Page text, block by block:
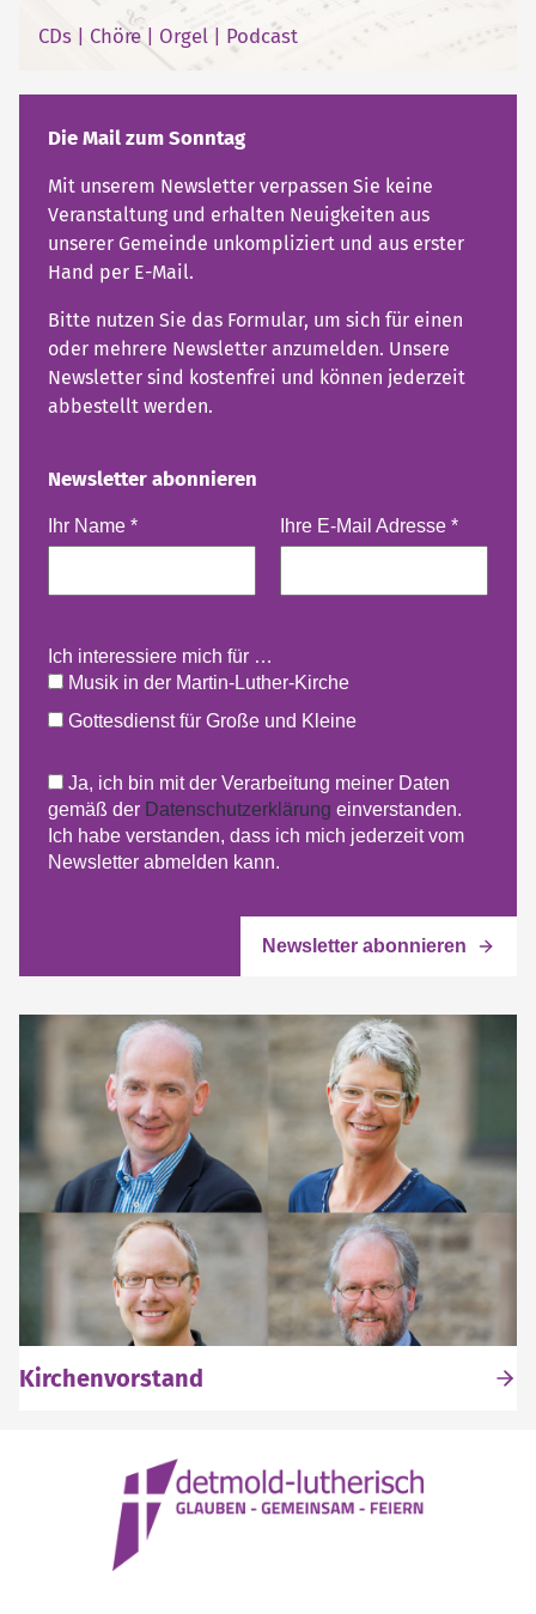
CDs | Chöre| Orgel | Podcast
Die Mail zum Sonntag
Mit unserem Newsletter verpassen Sie keine
Veranstaltung und erhalten Neuigkeiten aus
unserer Gemeinde unkompliziert und aus erster
Hand per E-Mail.
Bitte nutzen Sie das Formular, um sich für einen
oder mehrere Newsletter anzumelden. Unsere
Newsletter sind kostenfrei und können jederzeit
abbestellt werden.
Newsletter abonnieren
Ihr Name * Ihre E-Mail Adresse *
Ich interessiere mich für …
Musik in der Martin-Luther-Kirche
Gottesdienst für Große und Kleine
Ja, ich bin mit der Verarbeitung meiner Daten
gemäß der Datenschutzerklärung einverstanden.
Ich habe verstanden, dass ich mich jederzeit vom
Newsletter abmelden kann.
Kirchenvorstand